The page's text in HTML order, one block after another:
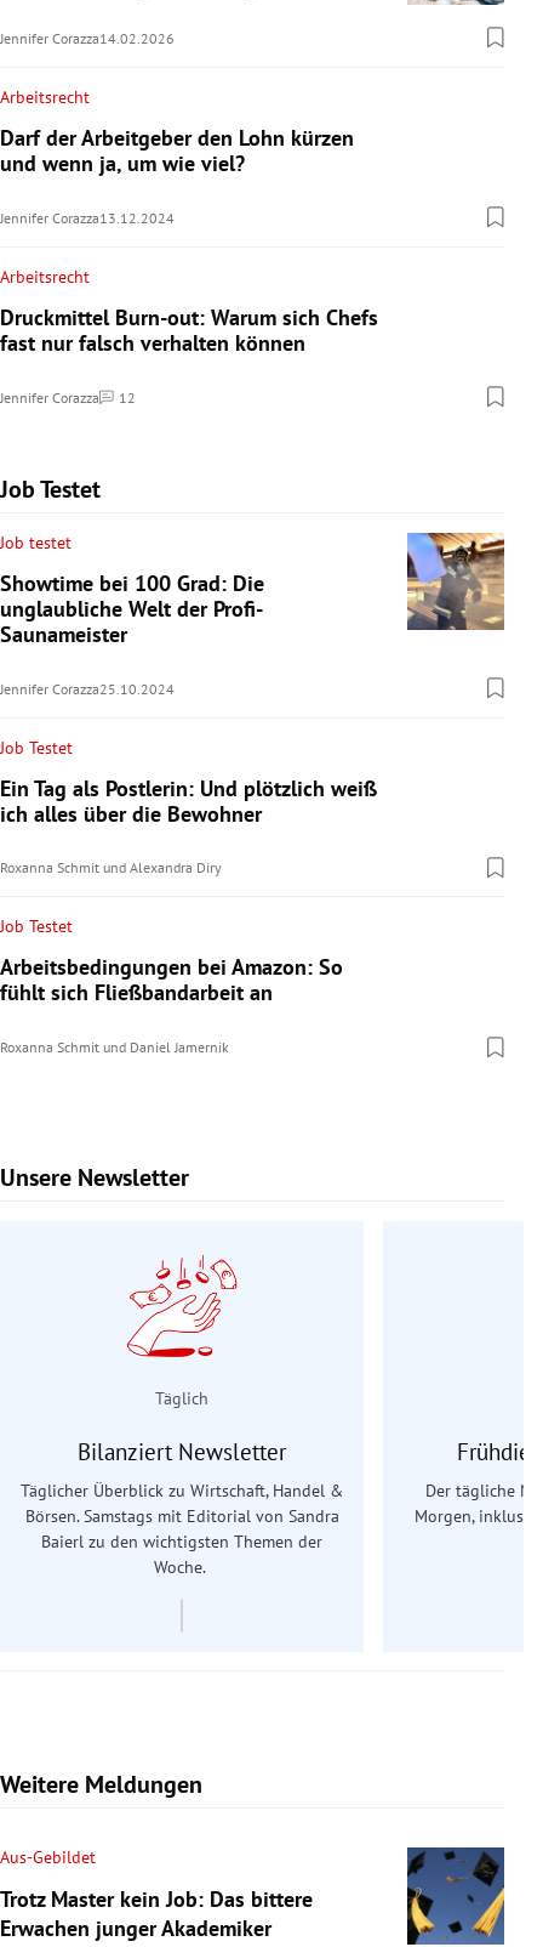
Jennifer Corazza14.02.2026
Arbeitsrecht
Darf der Arbeitgeber den Lohn kürzen
und wenn ja, um wie viel?
Jennifer Corazza13.12.2024
Arbeitsrecht
Druckmittel Burn-out: Warum sich Chefs
fast nur falsch verhalten können
Jennifer Corazza 12
Kommentare
Job Testet
Job testet
Showtime bei 100 Grad: Die
unglaubliche Welt der Profi-
Saunameister
Jennifer Corazza25.10.2024
Job Testet
Ein Tag als Postlerin: Und plötzlich weiß
ich alles über die Bewohner
Roxanna Schmit und Alexandra Diry
Job Testet
Arbeitsbedingungen bei Amazon: So
fühlt sich Fließbandarbeit an
Roxanna Schmit und Daniel Jamernik
Unsere Newsletter
Slide 1 von 9
Täglich
Bilanziert Newsletter
Täglicher Überblick zu Wirtschaft, Handel &
Börsen. Samstags mit Editorial von Sandra
Baierl zu den wichtigsten Themen der
Woche.
Der tägliche
Morgen,
Weitere Meldungen
Aus-Gebildet
Trotz Master kein Job: Das bittere
Erwachen junger Akademiker